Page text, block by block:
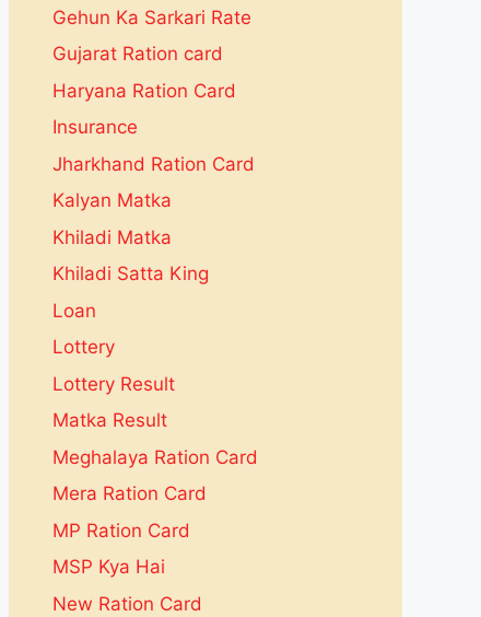
Gehun Ka Sarkari Rate
Gujarat Ration card
Haryana Ration Card
Insurance
Jharkhand Ration Card
Kalyan Matka
Khiladi Matka
Khiladi Satta King
Loan
Lottery
Lottery Result
Matka Result
Meghalaya Ration Card
Mera Ration Card
MP Ration Card
MSP Kya Hai
New Ration Card